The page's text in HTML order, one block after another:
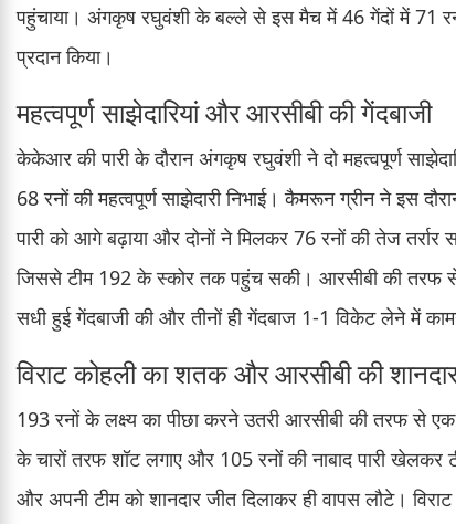
पहुंचाया। अंगकृष रघुवंशी के बल्ले से इस मैच में 46 गेंदों में 71
प्रदान किया।
महत्वपूर्ण साझेदारियां और आरसीबी की गेंदबाजी
केकेआर की पारी के दौरान अंगकृष रघुवंशी ने दो महत्वपूर्ण
68 रनों की महत्वपूर्ण साझेदारी निभाई। कैमरून ग्रीन ने इस
पारी को आगे बढ़ाया और दोनों ने मिलकर 76 रनों की तेज
जिससे टीम 192 के स्कोर तक पहुंच सकी। आरसीबी की तरफ
सधी हुई गेंदबाजी की और तीनों ही गेंदबाज 1-1 विकेट लेने में
विराट कोहली का शतक और आरसीबी की
193 रनों के लक्ष्य का पीछा करने उतरी आरसीबी की तरफ से
के चारों तरफ शॉट लगाए और 105 रनों की नाबाद पारी
और अपनी टीम को शानदार जीत दिलाकर ही वापस लौटे।